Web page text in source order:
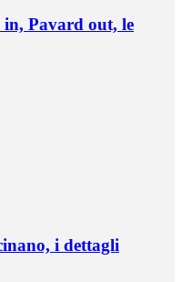
Pavard out, le
i dettagli